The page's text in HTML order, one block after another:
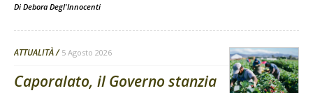
Di Debora Degl'Innocenti
ATTUALITÀ 5 Agosto 2026
Caporalato, il Governo stanzia